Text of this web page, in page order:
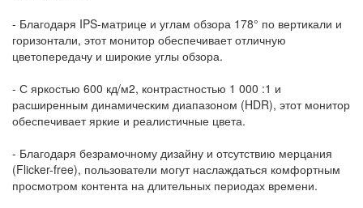
- Благодаря IPS-матрице и углам обзора 178° по вертикали и
горизонтали, этот монитор обеспечивает отличную
цветопередачу и широкие углы обзора.
- С яркостью 600 кд/м2, контрастностью 1 000 :1 и
расширенным динамическим диапазоном (HDR), этот монитор
обеспечивает яркие и реалистичные цвета.
- Благодаря безрамочному дизайну и отсутствию мерцания
(Flicker-free), пользователи могут наслаждаться комфортным
просмотром контента на длительных периодах времени.